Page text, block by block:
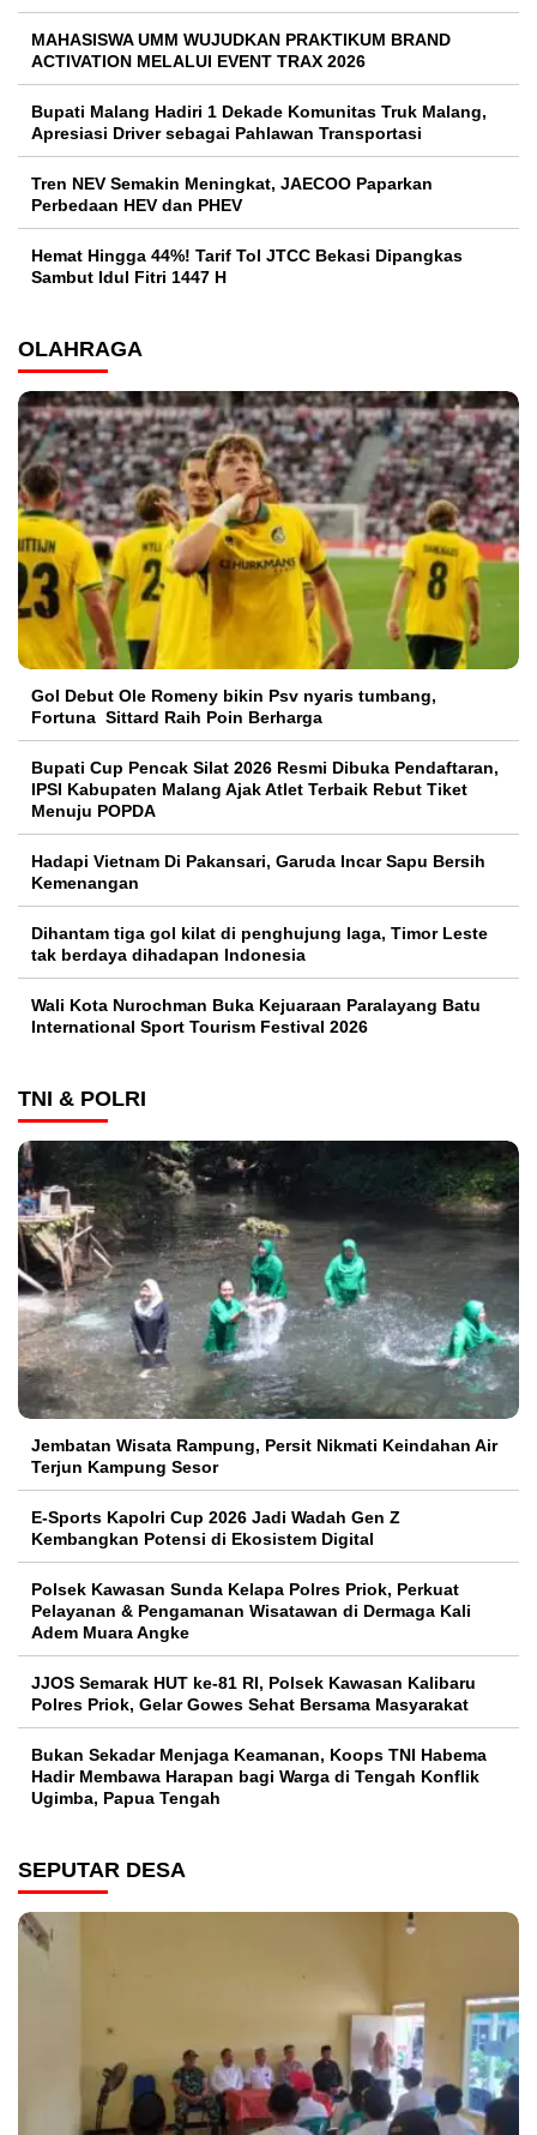
MAHASISWA UMM WUJUDKAN PRAKTIKUM BRAND
ACTIVATION MELALUI EVENT TRAX 2026
Bupati Malang Hadiri 1 Dekade Komunitas Truk Malang,
Apresiasi Driver sebagai Pahlawan Transportasi
Tren NEV Semakin Meningkat, JAECOO Paparkan
Perbedaan HEV dan PHEV
Hemat Hingga 44%! Tarif Tol JTCC Bekasi Dipangkas
Sambut Idul Fitri 1447 H
OLAHRAGA
Gol Debut Ole Romeny bikin Psv nyaris tumbang,
Fortuna Sittard Raih Poin Berharga
Bupati Cup Pencak Silat 2026 Resmi Dibuka Pendaftaran,
IPSI Kabupaten Malang Ajak Atlet Terbaik Rebut Tiket
Menuju POPDA
Hadapi Vietnam Di Pakansari, Garuda Incar Sapu Bersih
Kemenangan
Dihantam tiga gol kilat di penghujung laga, Timor Leste
tak berdaya dihadapan Indonesia
Wali Kota Nurochman Buka Kejuaraan Paralayang Batu
International Sport Tourism Festival 2026
TNI & POLRI
Jembatan Wisata Rampung, Persit Nikmati Keindahan Air
Terjun Kampung Sesor
E-Sports Kapolri Cup 2026 Jadi Wadah Gen Z
Kembangkan Potensi di Ekosistem Digital
Polsek Kawasan Sunda Kelapa Polres Priok, Perkuat
Pelayanan & Pengamanan Wisatawan di Dermaga Kali
Adem Muara Angke
JJOS Semarak HUT ke-81 RI, Polsek Kawasan Kalibaru
Polres Priok, Gelar Gowes Sehat Bersama Masyarakat
Bukan Sekadar Menjaga Keamanan, Koops TNI Habema
Hadir Membawa Harapan bagi Warga di Tengah Konflik
Ugimba, Papua Tengah
SEPUTAR DESA